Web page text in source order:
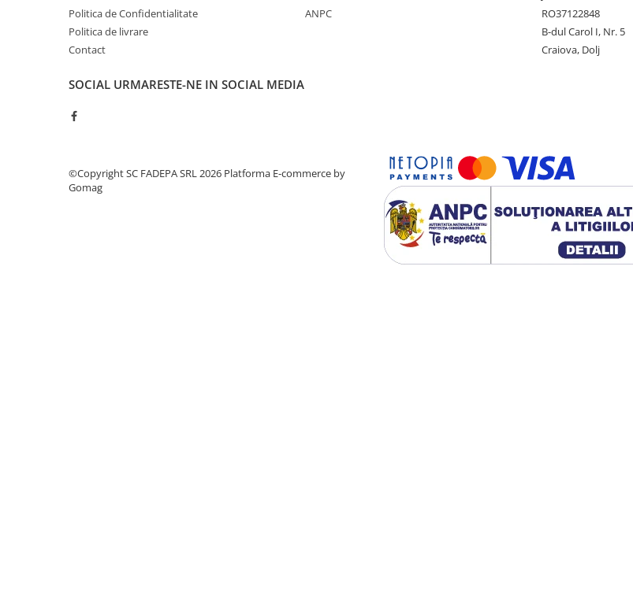
Markere permanente
Markere speciale pentru desen
Produse Craft
Ghiozdane si genti scolare
Carti si jocuri pentru copii
Politica de Confidentialitate
Politica de livrare
Contact
ANPC
RO37122848
B-dul Carol I, Nr. 5
Craiova, Dolj
SOCIAL URMARESTE-NE IN SOCIAL MEDIA
©Copyright SC FADEPA SRL 2026 Platforma E-commerce by
Gomag